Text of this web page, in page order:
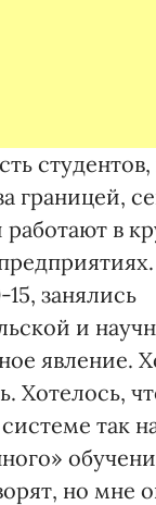
границей,
работают в
занялись
и
явление.
Хотелось,
так
но мне